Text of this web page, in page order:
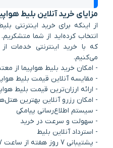
مزایای خرید آنلاین بلیط
از اینکه برای خرید اینترنتی
انتخاب کرده‌اید از شما
که با خرید اینترنتی خدمات از
می‌کنیم.
- امکان خرید بلیط هواپیما از
- مقایسه آنلاین قیمت بلیط
- ارائه ارزان‌ترین قیمت بلیط
- امکان رزرو آنلاین بهترین
- سیستم اطلاع‌رسانی پیامکی
- سهولت و سرعت در خرید
- استرداد آنلاین بلیط
- پشتیبانی 7 روز هفته از ساعت 7 تا 2 بامداد